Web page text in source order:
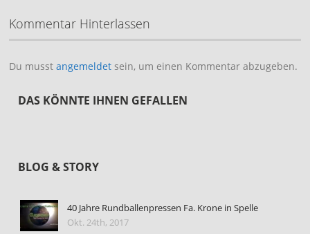
Kommentar Hinterlassen
Du musstangemeldet sein, um einen Kommentar abzugeben.
DAS KÖNNTE IHNEN GEFALLEN
BLOG & STORY
40 Jahre Rundballenpressen Fa. Krone in Spelle
Okt. 24th, 2017